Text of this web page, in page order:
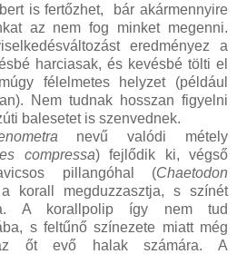
is fertőzhet, bár akármennyire
az nem fog minket megenni.
eredményez a
harciasak, és kevésbé tölti el
félelmetes helyzet (például
Nem tudnak hosszan figyelni
balesetet is szenvednek.
nevű valódi métely
compressa) fejlődik ki, végső
pillangóhal (Chaetodon
korall megduzzasztja, s színét
A korallpolip így nem tud
s feltűnő színezete miatt még
őt evő halak számára. A